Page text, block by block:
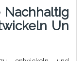
Nachhaltig
Un